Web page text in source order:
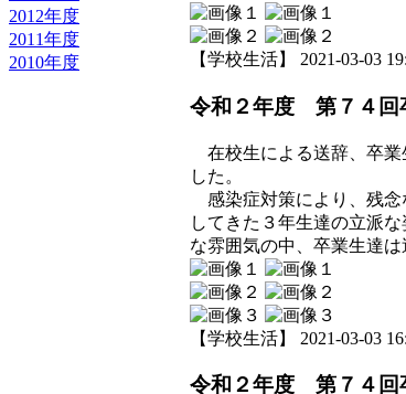
2012年度
2011年度
2010年度
【学校生活】 2021-03-03
令和２年度 第７４回
在校生による送辞、卒業
した。
感染症対策により、残念
してきた３年生達の立派
な雰囲気の中、卒業生達は
【学校生活】 2021-03-03
令和２年度 第７４回